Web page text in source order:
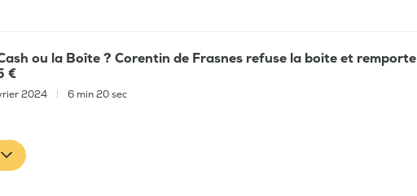
ou la Boîte ? Corentin de Frasnes refuse la boite et remporte
€
2024 6 min 20 sec